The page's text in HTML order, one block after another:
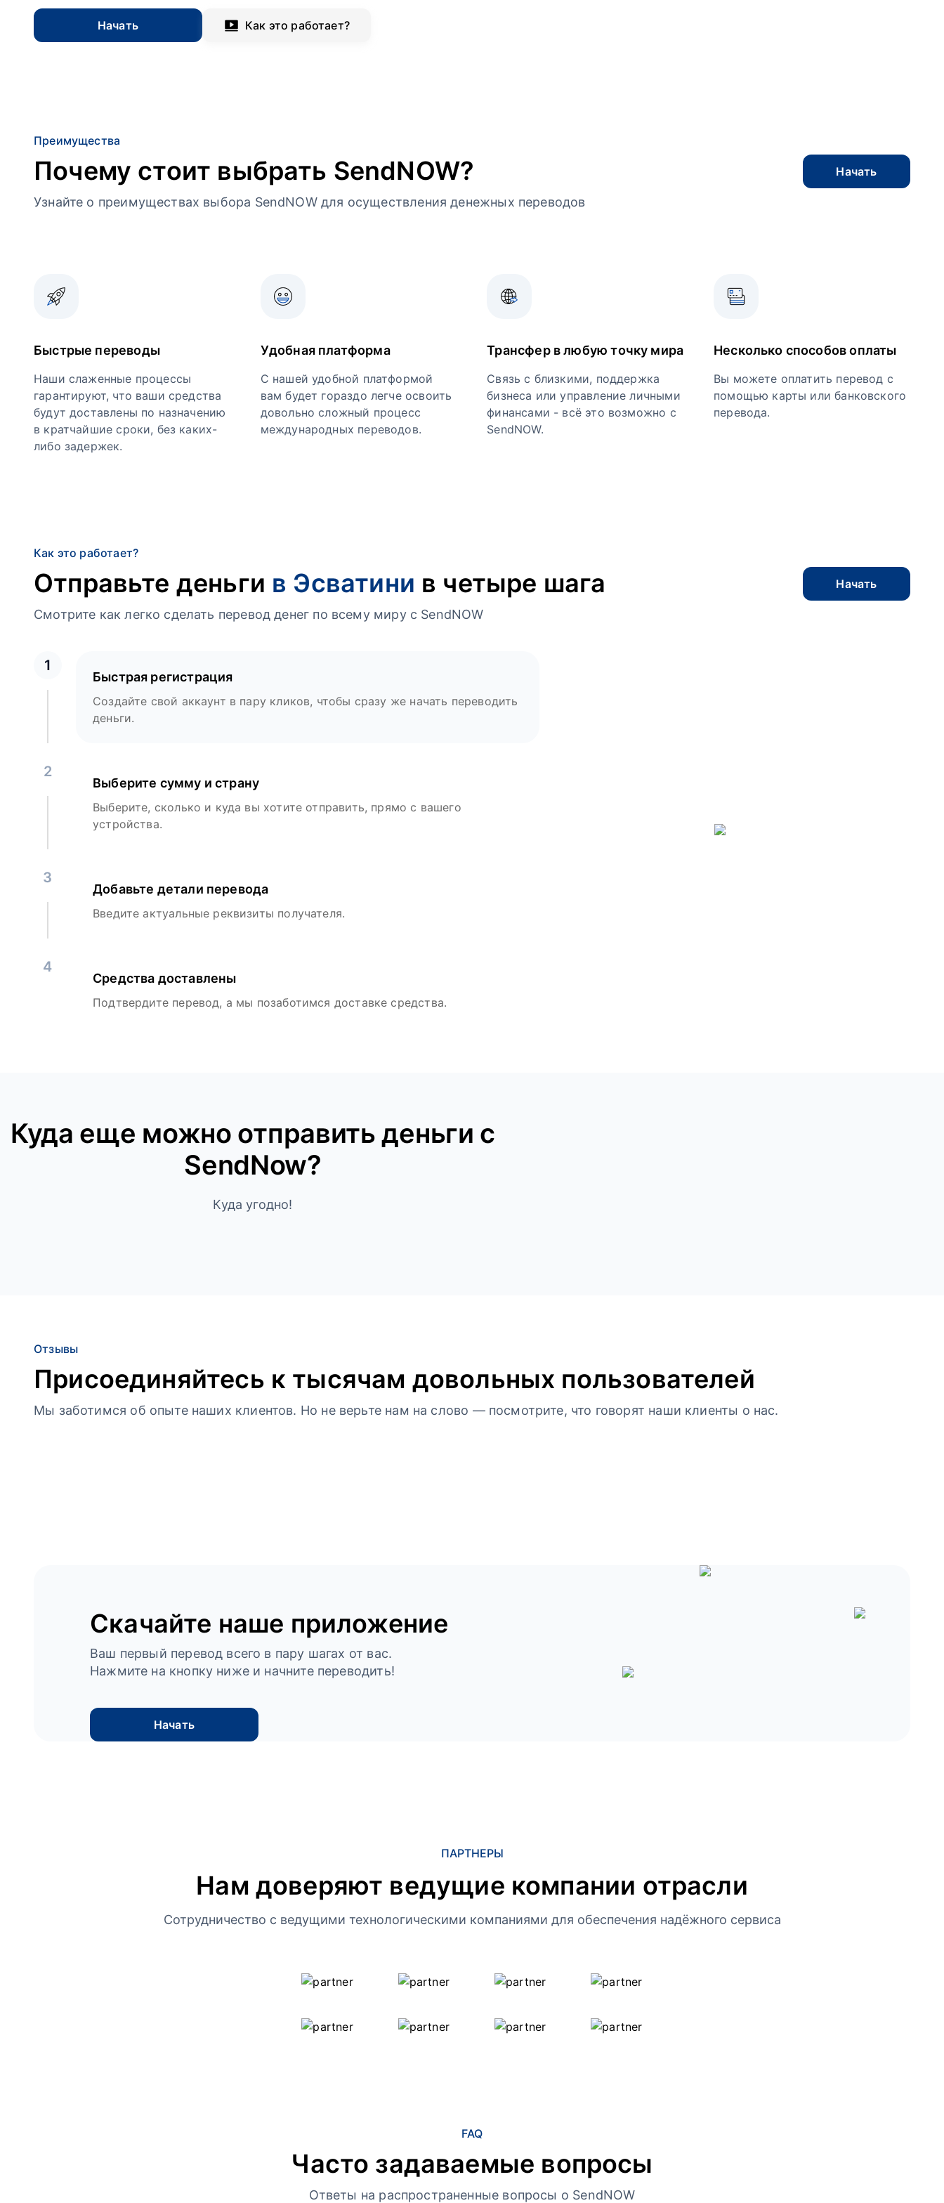
Начать Как это работает?
Преимущества
Почему стоит выбрать SendNOW?
Узнайте о преимуществах выбора SendNOW для осуществления денежных переводов
Начать
Быстрые переводы
Наши слаженные процессы
гарантируют, что ваши средства
будут доставлены по назначению
в кратчайшие сроки, без каких-
либо задержек.
Удобная платформа
С нашей удобной платформой
вам будет гораздо легче освоить
довольно сложный процесс
международных переводов.
Трансфер в любую точку мира
Связь с близкими, поддержка
бизнеса или управление личными
финансами - всё это возможно с
SendNOW.
Несколько способов оплаты
Вы можете оплатить перевод с
помощью карты или банковского
перевода.
Как это работает?
Отправьте деньги в Эсватини в четыре шага
Смотрите как легко сделать перевод денег по всему миру с SendNOW
Начать
1
Быстрая регистрация
Создайте свой аккаунт в пару кликов, чтобы сразу же начать переводить
деньги.
2
Выберите сумму и страну
Выберите, сколько и куда вы хотите отправить, прямо с вашего
устройства.
3
Добавьте детали перевода
Введите актуальные реквизиты получателя.
4
Средства доставлены
Подтвердите перевод, а мы позаботимся доставке средства.
Куда ещe можно отправить деньги с
SendNow?
Куда угодно!
Отзывы
Присоединяйтесь к тысячам довольных пользователей
Мы заботимся об опыте наших клиентов. Но не верьте нам на слово — посмотрите, что говорят наши клиенты о нас.
Скачайте наше приложение
Ваш первый перевод всего в пару шагах от вас.
Нажмите на кнопку ниже и начните переводить!
Начать
ПАРТНЕРЫ
Нам доверяют ведущие компании отрасли
Сотрудничество с ведущими технологическими компаниями для обеспечения надёжного сервиса
FAQ
Часто задаваемые вопросы
Ответы на распространенные вопросы о SendNOW